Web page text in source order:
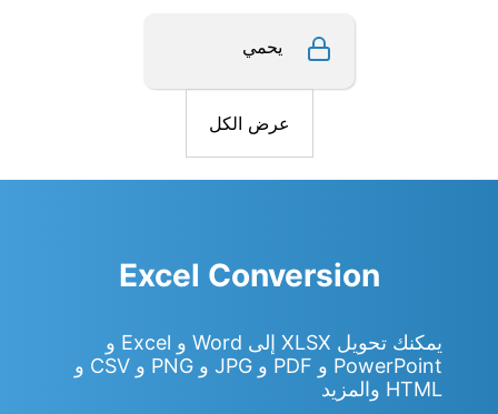
يحمي
عرض الكل
Excel Conversion
يمكنك تحويل XLSX إلى Word و Excel و
PowerPoint و PDF و JPG و PNG و CSV و
HTML والمزيد